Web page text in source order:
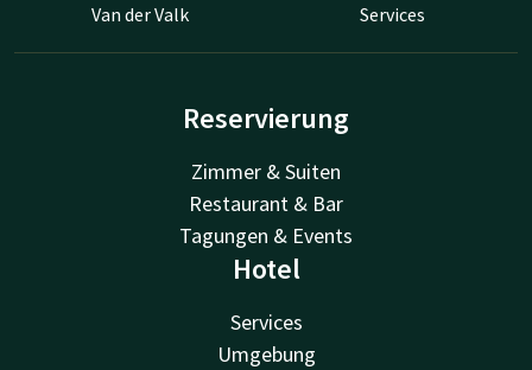
Van der Valk Services
Reservierung
Zimmer & Suiten
Restaurant & Bar
Tagungen & Events
Hotel
Services
Umgebung